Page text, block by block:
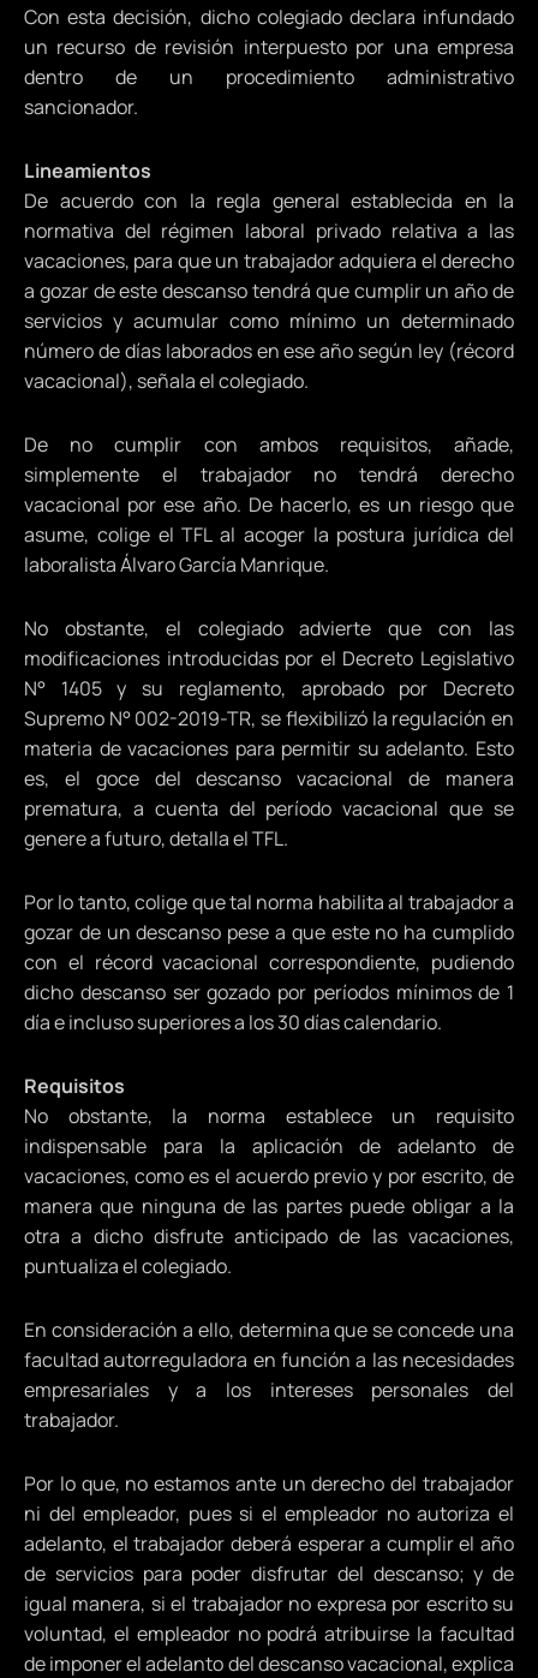
Con esta decisión, dicho colegiado declara infundado
un recurso de revisión interpuesto por una empresa
dentro de un procedimiento administrativo
sancionador.
Lineamientos
De acuerdo con la regla general establecida en la
normativa del régimen laboral privado relativa a las
vacaciones, para que un trabajador adquiera el derecho
a gozar de este descanso tendrá que cumplir un año de
servicios y acumular como mínimo un determinado
número de días laborados en ese año según ley (récord
vacacional), señala el colegiado.
De no cumplir con ambos requisitos, añade,
simplemente el trabajador no tendrá derecho
vacacional por ese año. De hacerlo, es un riesgo que
asume, colige el TFL al acoger la postura jurídica del
laboralista Álvaro García Manrique.
No obstante, el colegiado advierte que con las
modificaciones introducidas por el Decreto Legislativo
N° 1405 y su reglamento, aprobado por Decreto
Supremo N° 002-2019-TR, se flexibilizó la regulación en
materia de vacaciones para permitir su adelanto. Esto
es, el goce del descanso vacacional de manera
prematura, a cuenta del período vacacional que se
genere a futuro, detalla el TFL.
Por lo tanto, colige que tal norma habilita al trabajador a
gozar de un descanso pese a que este no ha cumplido
con el récord vacacional correspondiente, pudiendo
dicho descanso ser gozado por períodos mínimos de 1
día e incluso superiores a los 30 días calendario.
Requisitos
No obstante, la norma establece un requisito
indispensable para la aplicación de adelanto de
vacaciones, como es el acuerdo previo y por escrito, de
manera que ninguna de las partes puede obligar a la
otra a dicho disfrute anticipado de las vacaciones,
puntualiza el colegiado.
En consideración a ello, determina que se concede una
facultad autorreguladora en función a las necesidades
empresariales y a los intereses personales del
trabajador.
Por lo que, no estamos ante un derecho del trabajador
ni del empleador, pues si el empleador no autoriza el
adelanto, el trabajador deberá esperar a cumplir el año
de servicios para poder disfrutar del descanso; y de
igual manera, si el trabajador no expresa por escrito su
voluntad, el empleador no podrá atribuirse la facultad
de imponer el adelanto del descanso vacacional, explica